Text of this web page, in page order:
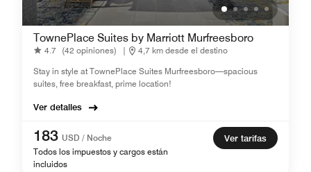
TownePlace Suites by Marriott Murfreesboro
4.7 (42 opiniones) |
4,7 km desde el destino
Stay in style at TownePlace Suites Murfreesboro—spacious
suites, free breakfast, prime location!
Ver detalles
183 USD / Noche
Todos los impuestos y cargos están
incluidos
Ver tarifas